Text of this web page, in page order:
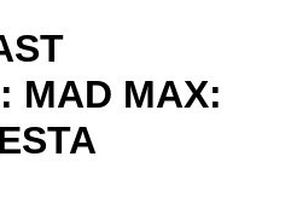
MAD MAX: